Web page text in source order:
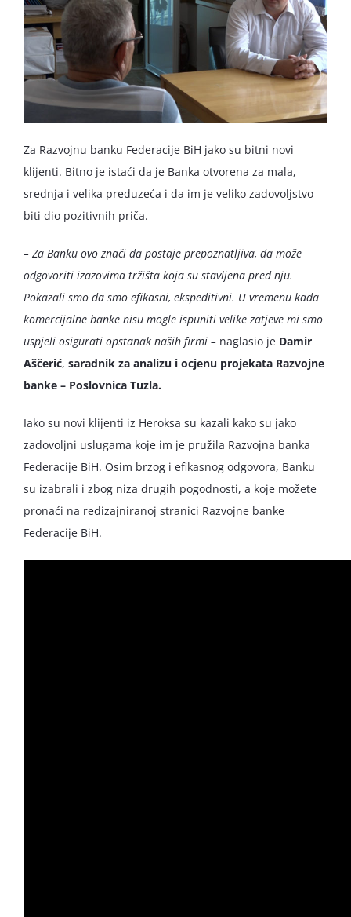
Za Razvojnu banku Federacije BiH jako su bitni novi
klijenti. Bitno je istaći da je Banka otvorena za mala,
srednja i velika preduzeća i da im je veliko zadovoljstvo
biti dio pozitivnih priča.
– Za Banku ovo znači da postaje prepoznatljiva, da može
odgovoriti izazovima tržišta koja su stavljena pred nju.
Pokazali smo da smo efikasni, ekspeditivni. U vremenu kada
komercijalne banke nisu mogle ispuniti velike zatjeve mi smo
uspjeli osigurati opstanak naših firmi – naglasio je Damir
Aščerić, saradnik za analizu i ocjenu projekata Razvojne
banke – Poslovnica Tuzla.
Iako su novi klijenti iz Heroksa su kazali kako su jako
zadovoljni uslugama koje im je pružila Razvojna banka
Federacije BiH. Osim brzog i efikasnog odgovora, Banku
su izabrali i zbog niza drugih pogodnosti, a koje možete
pronaći na redizajniranoj stranici Razvojne banke
Federacije BiH.